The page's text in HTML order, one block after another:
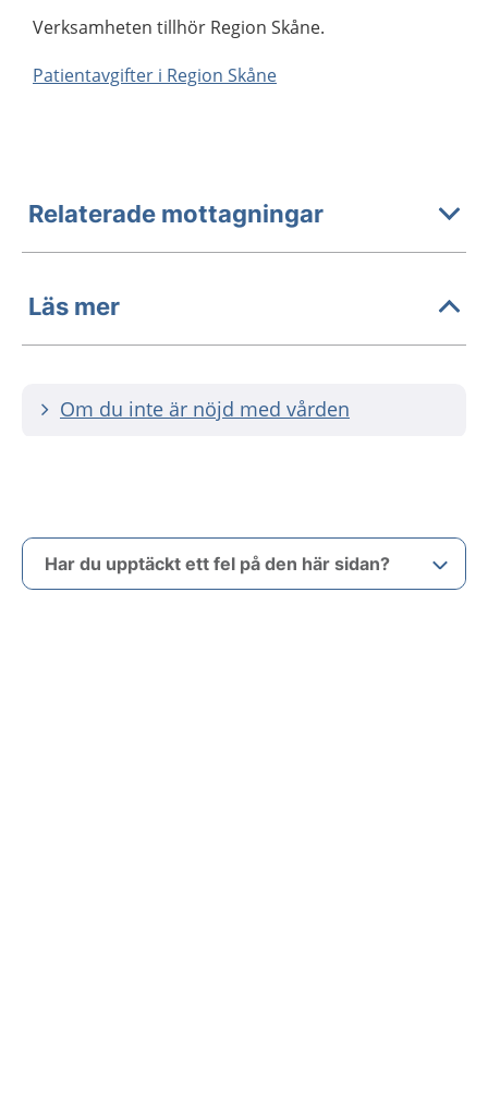
Verksamheten tillhör Region Skåne.
Patientavgifter i Region Skåne
Relaterade mottagningar
Läs mer
Om du inte är nöjd med vården
Har du upptäckt ett fel på den här sidan?